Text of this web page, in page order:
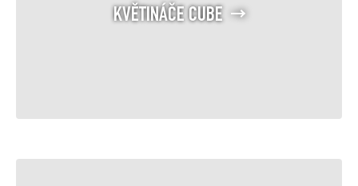
KVĚTINÁČE CUBE